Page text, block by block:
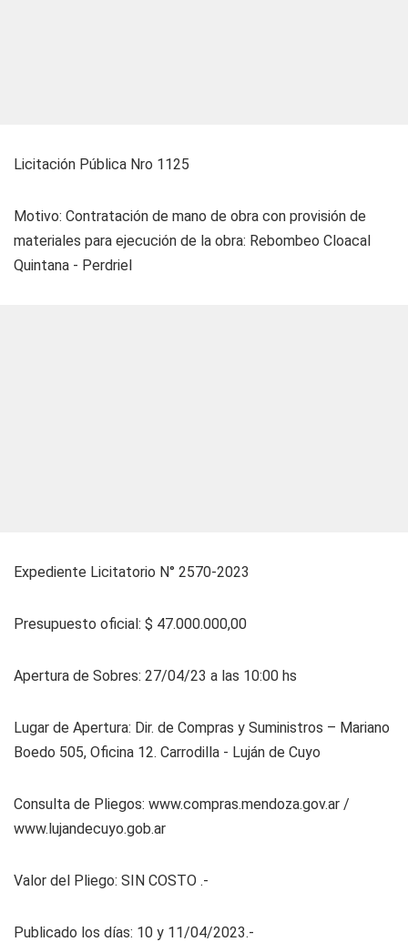
Licitación Pública Nro 1125
Motivo: Contratación de mano de obra con provisión de
materiales para ejecución de la obra: Rebombeo Cloacal
Quintana - Perdriel
Expediente Licitatorio N° 2570-2023
Presupuesto oficial: $ 47.000.000,00
Apertura de Sobres: 27/04/23 a las 10:00 hs
Lugar de Apertura: Dir. de Compras y Suministros – Mariano
Boedo 505, Oficina 12. Carrodilla - Luján de Cuyo
Consulta de Pliegos: www.compras.mendoza.gov.ar /
www.lujandecuyo.gob.ar
Valor del Pliego: SIN COSTO .-
Publicado los días: 10 y 11/04/2023.-